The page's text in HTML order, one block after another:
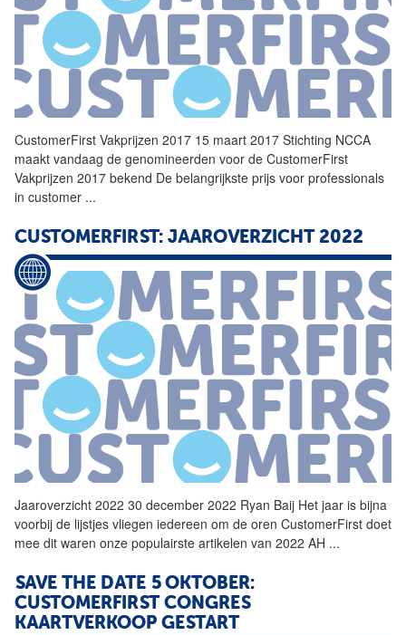
CustomerFirst Vakprijzen 2017 15 maart 2017 Stichting NCCA
maakt vandaag de genomineerden voor de CustomerFirst
Vakprijzen 2017 bekend De belangrijkste prijs voor professionals
in customer ...
CUSTOMERFIRST: JAAROVERZICHT 2022
Jaaroverzicht 2022 30 december 2022 Ryan Baij Het jaar is bijna
voorbij de lijstjes vliegen iedereen om de oren CustomerFirst doet
mee dit waren onze populairste artikelen van 2022 AH ...
SAVE THE DATE 5 OKTOBER:
CUSTOMERFIRST CONGRES
KAARTVERKOOP GESTART